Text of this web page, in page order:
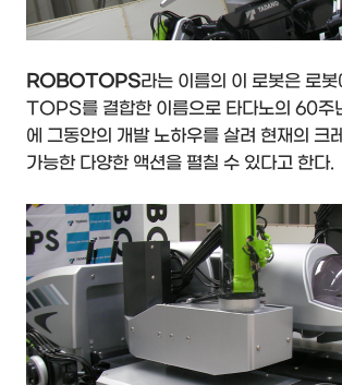
ROBOTOPS라는 이름의 이 로봇은 로
TOPS를 결합한 이름으로 타다노의 60주
에 그동안의 개발 노하우를 살려 현재의 크
가능한 다양한 액션을 펼칠 수 있다고 한다.